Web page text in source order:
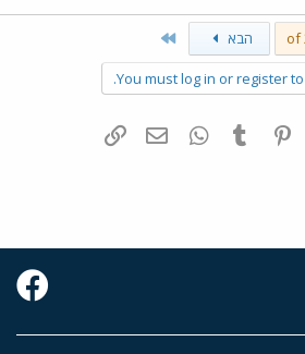
הבא
You must log in or register
Reddit
Pinterest
Tumblr
WhatsAppדואר אלקטרוני